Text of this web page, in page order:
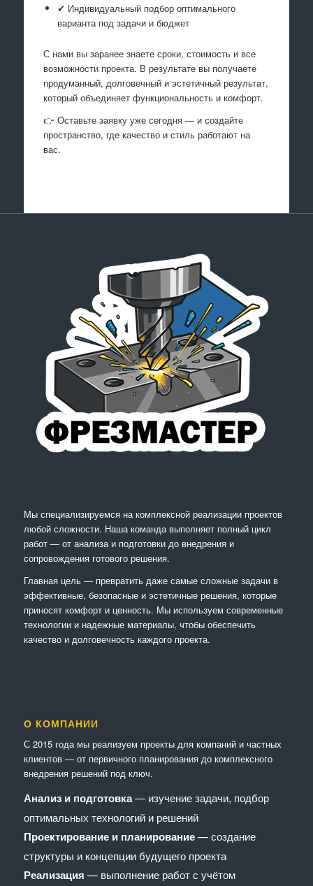
✔ Индивидуальный подбор оптимального
варианта под задачи и бюджет
С нами вы заранее знаете сроки, стоимость и все
возможности проекта. В результате вы получаете
продуманный, долговечный и эстетичный результат,
который объединяет функциональность и комфорт.
👉 Оставьте заявку уже сегодня — и создайте
пространство, где качество и стиль работают на
вас.
Мы специализируемся на комплексной реализации проектов
любой сложности. Наша команда выполняет полный цикл
работ — от анализа и подготовки до внедрения и
сопровождения готового решения.
Главная цель — превратить даже самые сложные задачи в
эффективные, безопасные и эстетичные решения, которые
приносят комфорт и ценность. Мы используем современные
технологии и надежные материалы, чтобы обеспечить
качество и долговечность каждого проекта.
О КОМПАНИИ
С 2015 года мы реализуем проекты для компаний и частных
клиентов — от первичного планирования до комплексного
внедрения решений под ключ.
Анализ и подготовка— изучение задачи, подбор
оптимальных технологий и решений
Проектирование и планирование— создание
структуры и концепции будущего проекта
Реализация — выполнение работ с учётом